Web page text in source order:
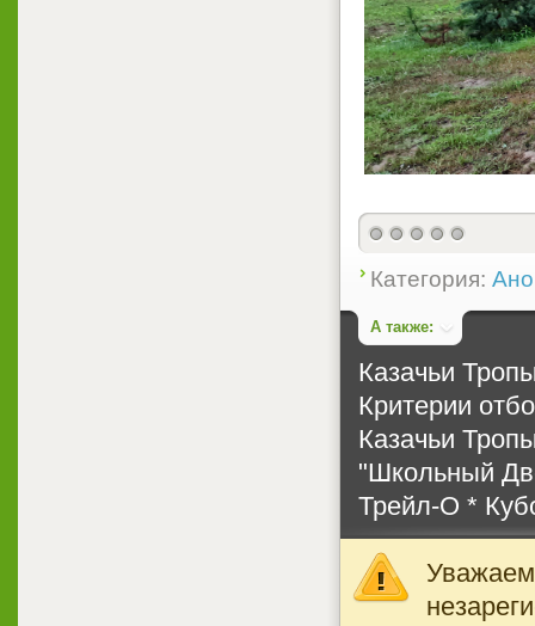
Категория:
А также:
Казачьи
Критерии
Казачьи
"Школьный
Трейл-О *